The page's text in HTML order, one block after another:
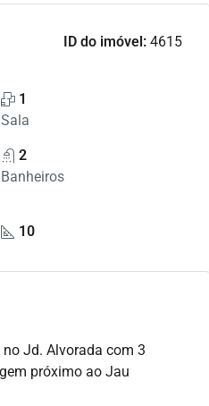
ID do imóvel: 4615
1
Sala
2
Banheiros
10
Jd. Alvorada com 3
próximo ao Jau